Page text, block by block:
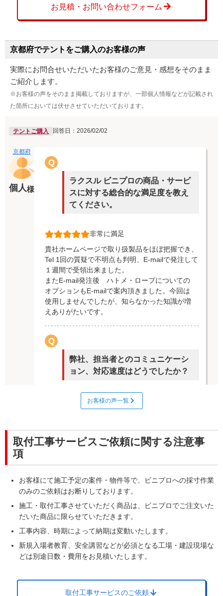
お見積・お問い合わせフォーム
京都府でテントをご購入のお客様の声
実際にお問合せいただいたお客様のご意見・感想をそのまま
ご紹介します。
※お客様の声をそのまま掲載しておりますが、一部個人情報などが記載され
た箇所においては伏せさせていただいております。
テントご購入 回答日：2026/02/02
京都府
個人様
Q
ラクスル ビニプロの商品・サービ
スに対する総合的な満足度を教え
てください。
非常に満足
貴社ホームページで取り扱製品をほぼ把握でき、
Tel 1回の質疑で不明点も判明、E-mailで発注して
１週間で受領出来ました。
またE-mail発注後 ハトメ・ロープについての
オプションもE-mailで案内頂きました。今回は
使用しませんでしたが、知らなかった知識が増
えありがたいです。
Q
弊社、担当者とのコミュニケーシ
ョン、対応速度はどうでしたか？
非常に満足
当方のミスで送付先住所を間違えておりました
が、E-mailで
き是正していただきました。
テントご購入 回答日：2025/10/31
京都府
企業
Q
ラクスル ビニプロの商品・サービ
てください。
お客様の声一覧
取付工事サービスご依頼に関する注意事
項
お客様にて施工予定の案件・物件等で、ビニプロへの採寸作業
のみのご依頼はお断りしております。
施工・取付工事させていただく商品は、ビニプロでご注文いた
だいた商品に限らせていただきます。
工事内容、時期によって納期は変動いたします。
新規入場者教育、安全講習などが必須となる工場・建設現場な
どは別途日数・費用をお見積いたします。
取付工事サービスのご依頼